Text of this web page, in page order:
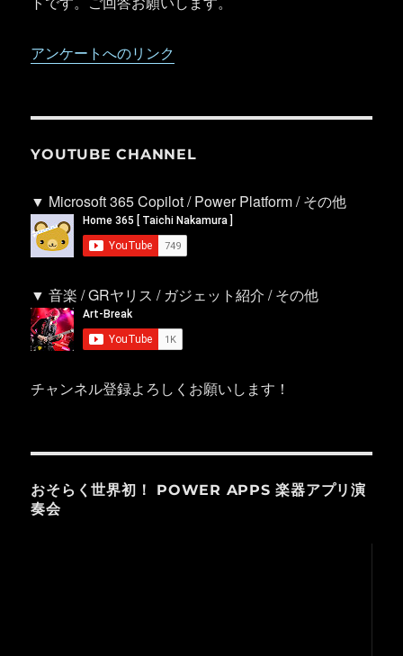
アンケートへのリンク
YOUTUBE CHANNEL
▼ Microsoft 365 Copilot / Power Platform / その他
▼ 音楽 / GRヤリス / ガジェット紹介 / その他
チャンネル登録よろしくお願いします！
おそらく世界初！ POWER APPS 楽器アプリ演
奏会